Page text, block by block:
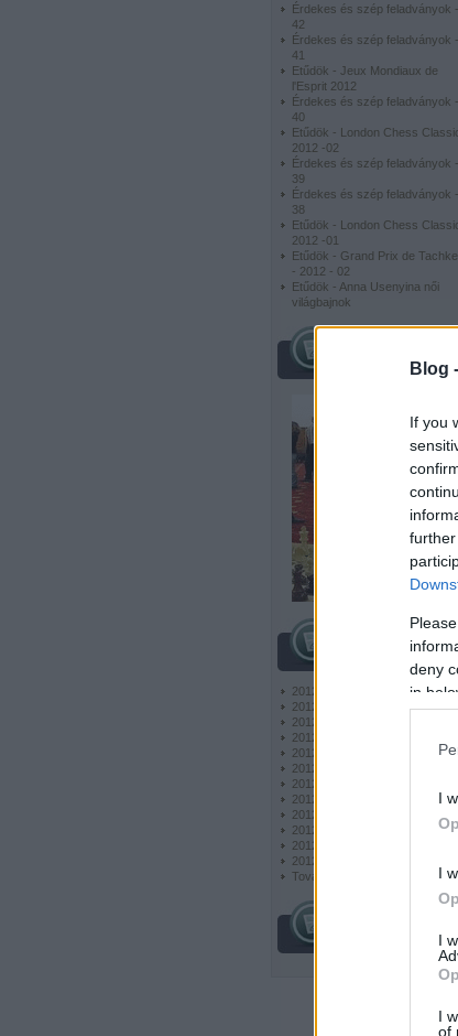
Blog -
If you
deny
in
I
I
I
I
of
Érdekes és szép feladványok -
42
Érdekes és szép feladványok -
41
Etűdök - Jeux Mondiaux de
l'Esprit 2012
Érdekes és szép feladványok -
40
Etűdök - London Chess
2012 -02
Érdekes és szép feladványok -
39
Érdekes és szép feladványok -
38
Etűdök - London Chess
2012 -01
Etűdök - Grand Prix de
- 2012 - 02
Etűdök - Anna Usenyina női
világbajnok
híres sakkozók
2012 december
2012 november
2012 október
2012 szeptember
2012 augusztus
2012 július
2012 június
2012 május
2012 április
2012 március
2012 február
2012 január
Tovább